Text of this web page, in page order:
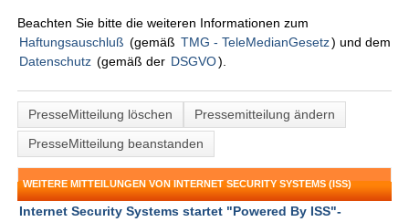
Beachten Sie bitte die weiteren Informationen zum
Haftungsauschluß (gemäß TMG - TeleMedianGesetz) und dem
Datenschutz (gemäß der DSGVO).
PresseMitteilung löschen
Pressemitteilung ändern
PresseMitteilung beanstanden
WEITERE MITTEILUNGEN VON INTERNET SECURITY SYSTEMS (ISS)
Internet Security Systems startet "Powered By ISS"-